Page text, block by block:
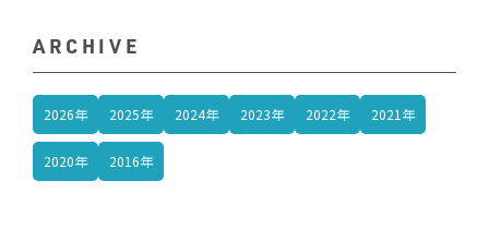
ARCHIVE
2026年 2025年 2024年 2023年 2022年 2021年
2020年 2016年